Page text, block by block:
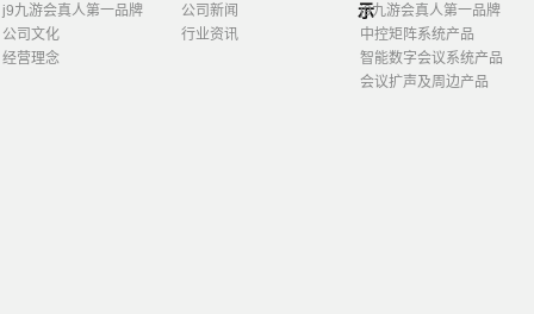
j9九游会真人第一品牌
公司文化
经营理念
公司新闻
行业资讯
示
j9九游会真人第一品牌
中控矩阵系统产品
智能数字会议系统产品
会议扩声及周边产品